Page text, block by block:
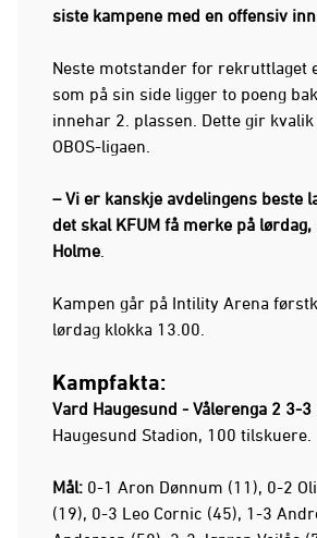
siste kampene med en offensiv
Neste motstander for rekruttlaget
som på sin side ligger to poeng
innehar 2. plassen. Dette gir
OBOS-ligaen.
– Vi er kanskje avdelingens beste
det skal KFUM få merke på
Holme
Kampen går på Intility Arena
lørdag klokka 13.00.
Kampfakta:
Vard Haugesund - Vålerenga 2 3-3
Haugesund Stadion, 100 tilskuere.
Mål: 0-1 Aron Dønnum (11), 0-2
(19), 0-3 Leo Cornic (45), 1-3